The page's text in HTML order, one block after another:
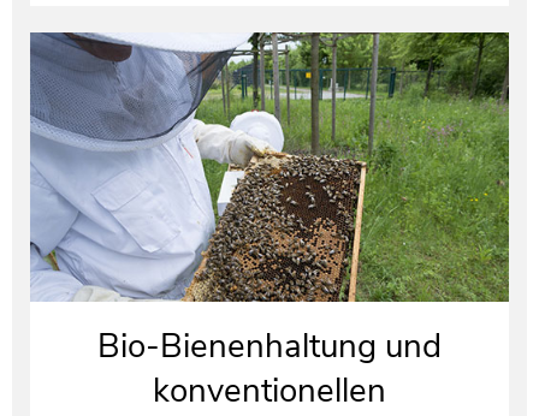
Bio-Bienenhaltung und
konventionellen